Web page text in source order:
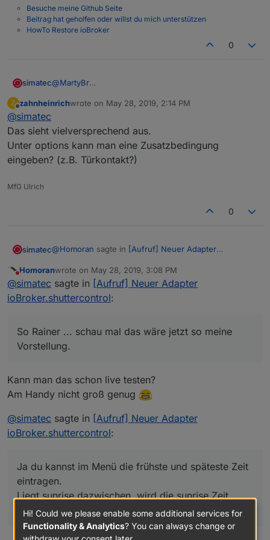
Besuch im Gästezimmer, wenn die Automatik
nur einmalig ausgesetzt werden soll (und ggf.
abends wieder manuell "bestätigt" werden
Besuche meine Github Seite
Beitrag hat geholfen oder willst du mich unterstützen
HowTo Restore ioBroker
0
simatec@MartyBr
eintragen.
genommen, sonst immer die späteste Zeit.
Z
Offline
zahnheinrichwrote on May 28, 2019, 2:14 PM
last edited by
@simatec
Das sieht vielversprechend aus.
Unter options kann man eine Zusatzbedingung
eingeben? (z.B. Türkontakt?)
MfG Ulrich
0
simatec@Homoran sagte in [Aufruf] Neuer Adapter
sunrise/golden hour
Die Untermenüs für alle Einstellungen zu den
Rolladenzeiten der einzelnen Bereiche und der
Do not disturb
Homoranwrote on May 28, 2019, 3:08 PM
last edited by
@simatec sagte in [Aufruf] Neuer Adapter
ioBroker.shuttercontrol:
So Rainer ... schau mal das wäre jetzt so meine
Vorstellung.
Kann man das schon live testen?
Am Handy nicht groß genug
@simatec sagte in [Aufruf] Neuer Adapter
ioBroker.shuttercontrol:
Ja du kannst im Menü die frühste und späteste Zeit
eintragen.
Liegt sunrise dazwischen, wird die sunrise Zeit
genommen, sonst immer die späteste Zeit.
Hi! Could we please enable some additional services for
Functionality & Analytics? You can always change or